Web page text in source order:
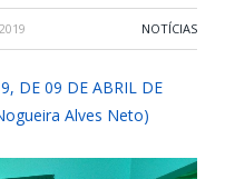
NOTÍCIAS
DE 09 DE ABRIL DE
Alves Neto)